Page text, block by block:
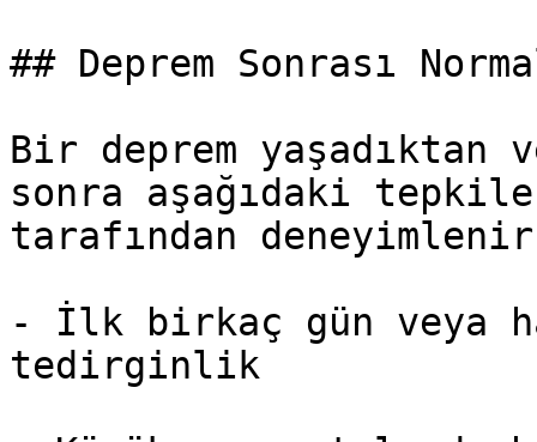
## Deprem Sonrası
Bir deprem yaşadıktan
sonra aşağıdaki
tarafından
- İlk birkaç gün veya
tedirginlik